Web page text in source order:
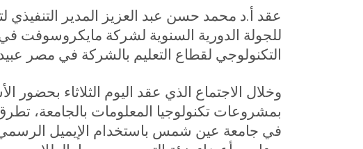
عقد أ.د محمد حسن عبد العزيز المدير التنفيذي
للجولة الدورية السنوية لشركة
التكنولوجي لقطاع التعليم بالشركة في مصر
وخلال الاجتماع الذي عقد اليوم الثلاثاء
بمشروعات تكنولوجيا المعلومات بالجامعة،
في جامعة عين شمس باستخدام الإيميل